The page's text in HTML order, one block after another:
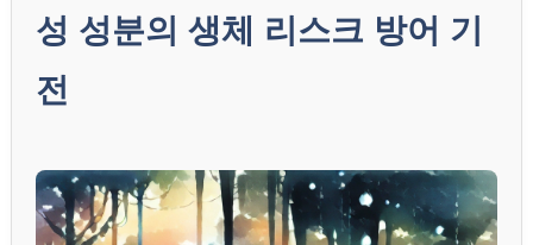
성 성분의 생체 리스크 방어 기
전